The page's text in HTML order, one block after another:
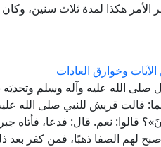
هكذا لمدة ثلاث سنين، وكان
وخوارق العادات
صلى الله عليه وآله وسلم وتحديَه
قالت قريش للنبي صلى الله
قالوا: نعم. قال: فدعا، فأتاه
لهم الصفا ذهبًا، فمن كفر بعد